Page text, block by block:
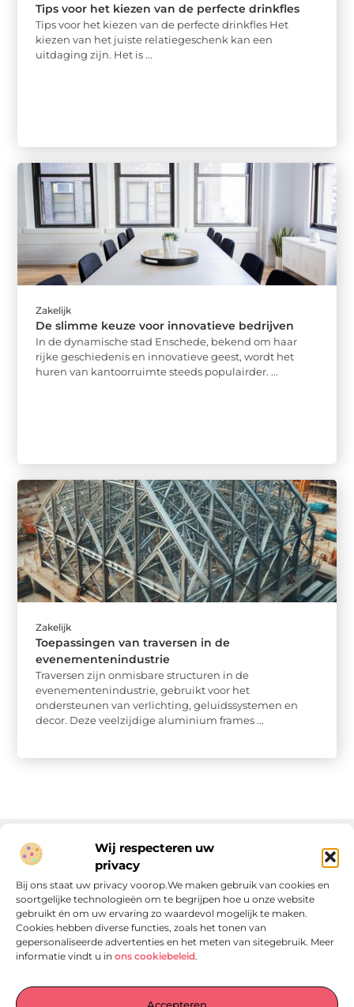
Wij respecteren uw
privacy
Bij ons staat uw privacy voorop.We maken gebruik van cookies en
soortgelijke technologieën om te begrijpen hoe u onze website
gebruikt én om uw ervaring zo waardevol mogelijk te maken.
Cookies hebben diverse functies, zoals het tonen van
gepersonaliseerde advertenties en het meten van sitegebruik. Meer
informatie vindt u in ons cookiebeleid.
Accepteren
Tips voor het kiezen van de perfecte drinkfles
Tips voor het kiezen van de perfecte drinkfles Het
kiezen van het juiste relatiegeschenk kan een
uitdaging zijn. Het is ...
Zakelijk
De slimme keuze voor innovatieve bedrijven
In de dynamische stad Enschede, bekend om haar
rijke geschiedenis en innovatieve geest, wordt het
huren van kantoorruimte steeds populairder. ...
Zakelijk
Toepassingen van traversen in de
evenementenindustrie
Traversen zijn onmisbare structuren in de
evenementenindustrie, gebruikt voor het
ondersteunen van verlichting, geluidssystemen en
decor. Deze veelzijdige aluminium frames ...
Onze informatie